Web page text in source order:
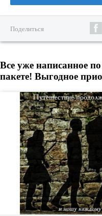
Поделиться
Все уже написанное
пакете! Выгодное